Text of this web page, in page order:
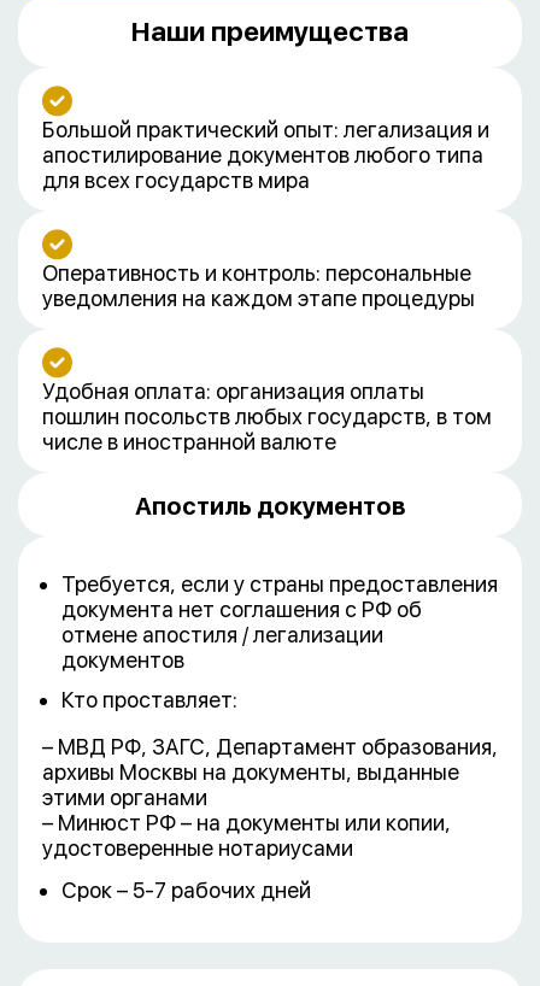
Наши преимущества
Большой практический опыт: легализация и
апостилирование документов любого типа
для всех государств мира
Оперативность и контроль: персональные
уведомления на каждом этапе процедуры
Удобная оплата: организация оплаты
пошлин посольств любых государств, в том
числе в иностранной валюте
Апостиль документов
Требуется, если у страны предоставления
документа нет соглашения с РФ об
отмене апостиля / легализации
документов
Кто проставляет:
– МВД РФ, ЗАГС, Департамент образования,
архивы Москвы на документы, выданные
этими органами
– Минюст РФ – на документы или копии,
удостоверенные нотариусами
Срок – 5-7 рабочих дней